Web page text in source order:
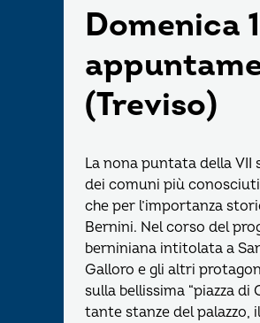
Domenica
(Treviso)
La nona puntata della
dei comuni più
che per l’importanza
Bernini. Nel corso del
berniniana intitolata a
Galloro e gli altri
sulla bellissima “piazza
tante stanze del palazzo,